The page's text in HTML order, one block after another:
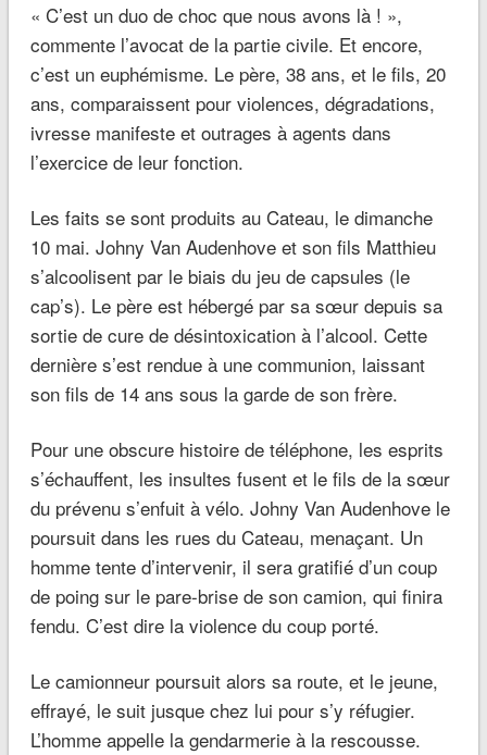
« C’est un duo de choc que nous avons là ! »,
commente l’avocat de la partie civile. Et encore,
c’est un euphémisme. Le père, 38 ans, et le fils, 20
ans, comparaissent pour violences, dégradations,
ivresse manifeste et outrages à agents dans
l’exercice de leur fonction.
Les faits se sont produits au Cateau, le dimanche
10 mai. Johny Van Audenhove et son fils Matthieu
s’alcoolisent par le biais du jeu de capsules (le
cap’s). Le père est hébergé par sa sœur depuis sa
sortie de cure de désintoxication à l’alcool. Cette
dernière s’est rendue à une communion, laissant
son fils de 14 ans sous la garde de son frère.
Pour une obscure histoire de téléphone, les esprits
s’échauffent, les insultes fusent et le fils de la sœur
du prévenu s’enfuit à vélo. Johny Van Audenhove le
poursuit dans les rues du Cateau, menaçant. Un
homme tente d’intervenir, il sera gratifié d’un coup
de poing sur le pare-brise de son camion, qui finira
fendu. C’est dire la violence du coup porté.
Le camionneur poursuit alors sa route, et le jeune,
effrayé, le suit jusque chez lui pour s’y réfugier.
L’homme appelle la gendarmerie à la rescousse.